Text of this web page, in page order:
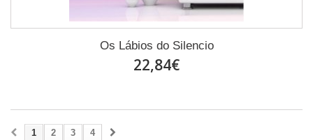
Os Lábios do Silencio
22,84€
1 2 3 4